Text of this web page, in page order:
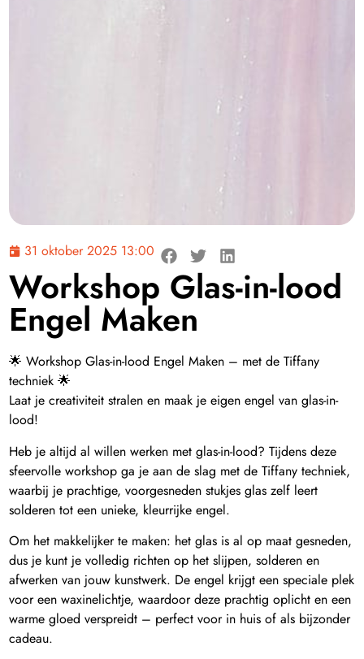
31 oktober 2025 13:00
Workshop Glas-in-lood
Engel Maken
🌟 Workshop Glas-in-lood Engel Maken – met de Tiffany
techniek 🌟
Laat je creativiteit stralen en maak je eigen engel van glas-in-
lood!
Heb je altijd al willen werken met glas-in-lood? Tijdens deze
sfeervolle workshop ga je aan de slag met de Tiffany techniek,
waarbij je prachtige, voorgesneden stukjes glas zelf leert
solderen tot een unieke, kleurrijke engel.
Om het makkelijker te maken: het glas is al op maat gesneden,
dus je kunt je volledig richten op het slijpen, solderen en
afwerken van jouw kunstwerk. De engel krijgt een speciale plek
voor een waxinelichtje, waardoor deze prachtig oplicht en een
warme gloed verspreidt – perfect voor in huis of als bijzonder
cadeau.